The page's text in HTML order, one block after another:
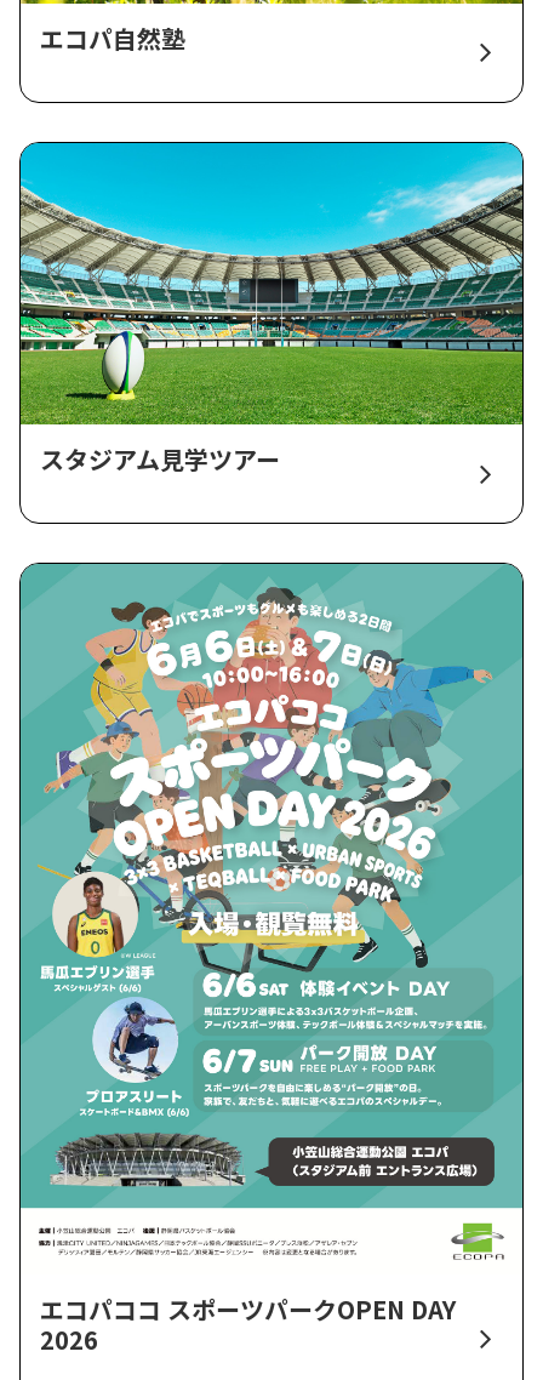
エコパ自然塾
スタジアム見学ツアー
エコパココ スポーツパークOPEN DAY
2026